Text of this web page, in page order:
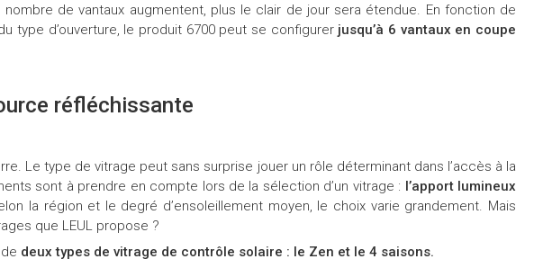
de vantaux augmentent, plus le clair de jour sera étendue. En fonction de
type d’ouverture, le produit 6700 peut se configurer jusqu’à 6 vantaux en coupe
réfléchissante
Le type de vitrage peut sans surprise jouer un rôle déterminant dans l’accès à la
sont à prendre en compte lors de la sélection d’un vitrage : l’apport lumineux
la région et le degré d’ensoleillement moyen, le choix varie grandement. Mais
que LEUL propose ?
deux types de vitrage de contrôle solaire : le Zen et le 4 saisons.